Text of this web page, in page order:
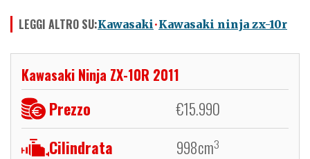
LEGGI ALTRO SU:Kawasaki Kawasaki ninja zx-10r
Kawasaki Ninja ZX-10R 2011
Prezzo €15.990
Cilindrata
998cm3